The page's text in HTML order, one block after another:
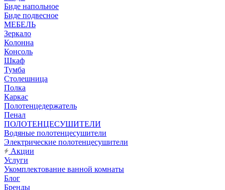
Биде напольное
Биде подвесное
МЕБЕЛЬ
Зеркало
Колонна
Консоль
Шкаф
Тумба
Столешница
Полка
Каркас
Полотенцедержатель
Пенал
ПОЛОТЕНЦЕСУШИТЕЛИ
Водяные полотенцесушители
Электрические полотенцесушители
Акции
Услуги
Укомплектование ванной комнаты
Блог
Бренды